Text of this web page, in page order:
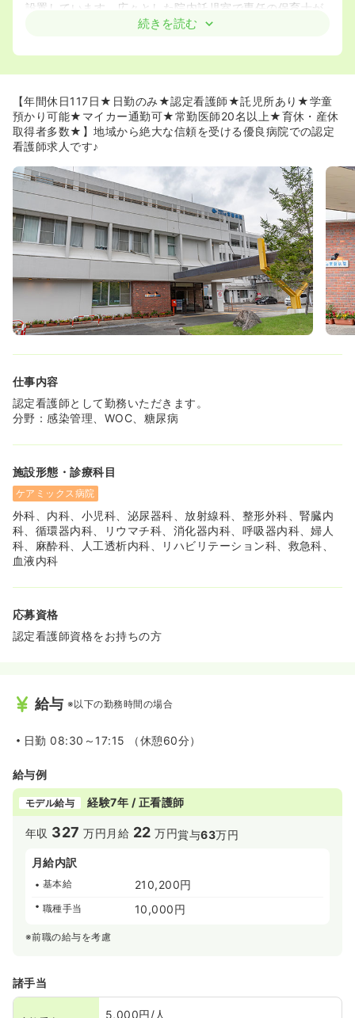
設置しています。広々とした院内託児室で専任の保育士が
保育をしてくれるため、お子様を預けている間、安心して
も、連絡一つでお迎えの時間を心配せずに勤務できるシス
ます。
続きを読む
【年間休日117日★日勤のみ★認定看護師★託児所あり★学童
預かり可能★マイカー通勤可★常勤医師20名以上★育休・産休
取得者多数★】地域から絶大な信頼を受ける優良病院での認定
看護師求人です♪
仕事内容
認定看護師として勤務いただきます。
分野：感染管理、WOC、糖尿病
施設形態・診療科目
ケアミックス病院
外科、内科、小児科、泌尿器科、放射線科、整形外科、腎臓内
科、循環器内科、リウマチ科、消化器内科、呼吸器内科、婦人
科、麻酔科、人工透析内科、リハビリテーション科、救急科、
血液内科
応募資格
認定看護師資格をお持ちの方
給与 ※以下の勤務時間の場合
日勤 08:30～17:15 （休憩60分）
給与例
モデル給与 経験7年 / 正看護師
年収 327 万円 月給 22 万円賞与63万円
月給内訳
基本給 210,200円
職種手当 10,000円
※前職の給与を考慮
諸手当
5,000円/人